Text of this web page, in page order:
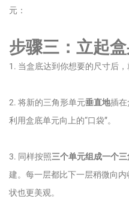
元：
步骤三：立起
1. 当盒底达到你想要的尺寸后，
2. 将新的三角形单元垂直地插在
利用盒底单元向上的“口袋”。
3. 同样按照三个单元组成一个
建。每一层都比下一层稍微向
状也更美观。